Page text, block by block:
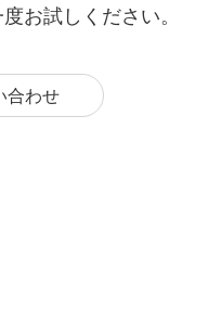
お試しください。
合わせ